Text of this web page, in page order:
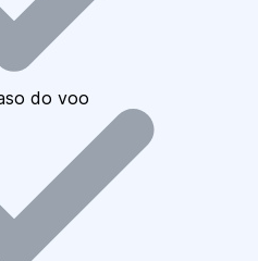
do voo